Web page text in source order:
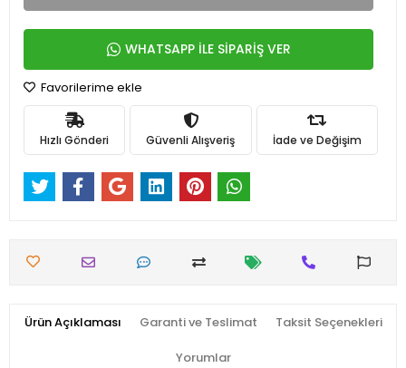
WHATSAPP İLE SİPARİŞ VER
Favorilerime ekle
Hızlı Gönderi Güvenli Alışveriş İade ve Değişim
Ürün Açıklaması Garanti ve Teslimat Taksit Seçenekleri
Yorumlar